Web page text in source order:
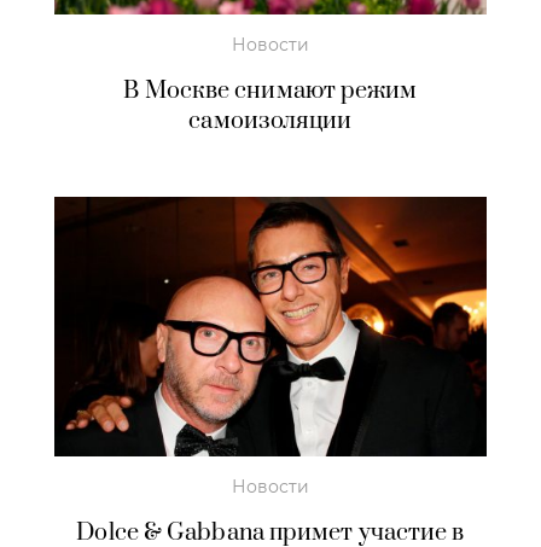
Новости
В Москве снимают режим
самоизоляции
Новости
Dolce & Gabbana примет участие в